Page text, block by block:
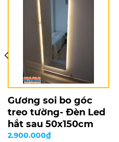
Gương soi bo góc
treo tường- Đèn Led
hắt sau 50x150cm
2.900.000₫